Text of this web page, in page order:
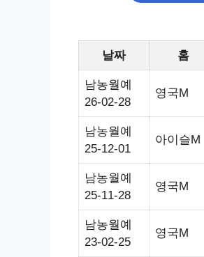
날짜 홈
남농월예
26-02-28
영국M
남농월예
25-12-01
아이슬M
남농월예
25-11-28
영국M
남농월예
23-02-25
영국M